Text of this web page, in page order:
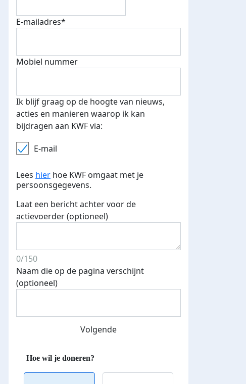
E-mails verstuurd
€500 euro opgehaald: t-shirt
E-mailadres*
Mobiel nummer
Ik blijf graag op de hoogte van nieuws,
acties en manieren waarop ik kan
bijdragen aan KWF via:
E-mail
Lees hier hoe KWF omgaat met je
persoonsgegevens.
Laat een bericht achter voor de
actievoerder (optioneel)
0/150
Naam die op de pagina verschijnt
(optioneel)
Volgende